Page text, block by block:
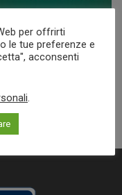
per offrirti
le tue preferenze e
acconsenti